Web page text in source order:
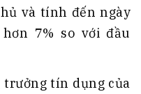
và tính đến ngày
7% so với đầu
trưởng tín dụng của